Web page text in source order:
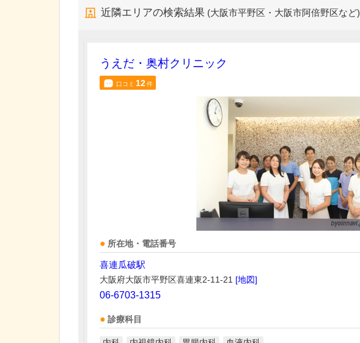
近隣エリアの検索結果 (大阪市平野区・大阪市阿倍野区など)
うえだ・奥村クリニック
口コミ 12件
所在地・電話番号
喜連瓜破駅
大阪府大阪市平野区喜連東2-11-21 [地図]
06-6703-1315
診療科目